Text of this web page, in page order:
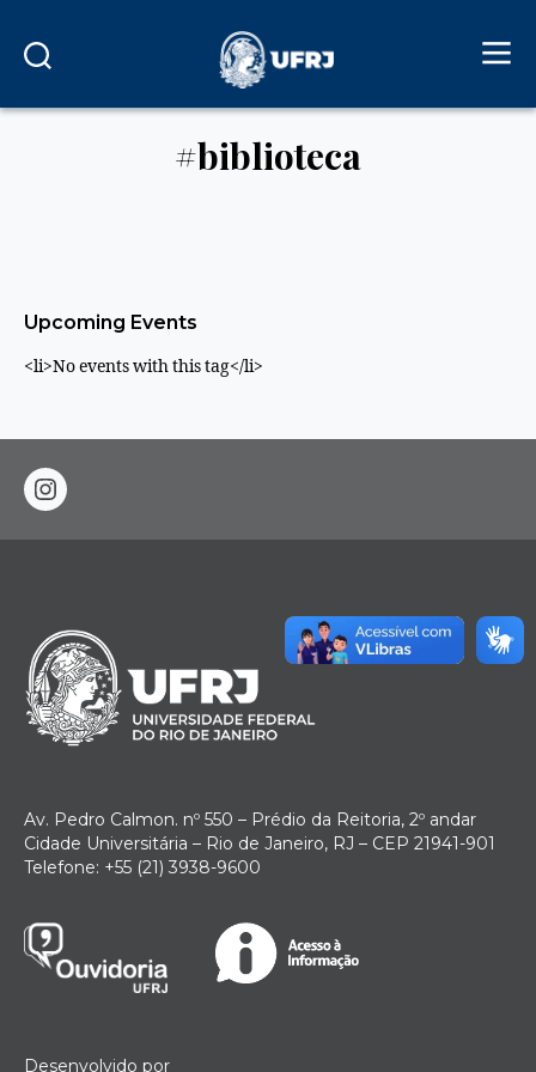
#biblioteca
Upcoming Events
<li>No events with this tag</li>
instagram
Av. Pedro Calmon. nº 550 – Prédio da Reitoria, 2º andar
Cidade Universitária – Rio de Janeiro, RJ – CEP 21941-901
Telefone: +55 (21) 3938-9600
Desenvolvido por